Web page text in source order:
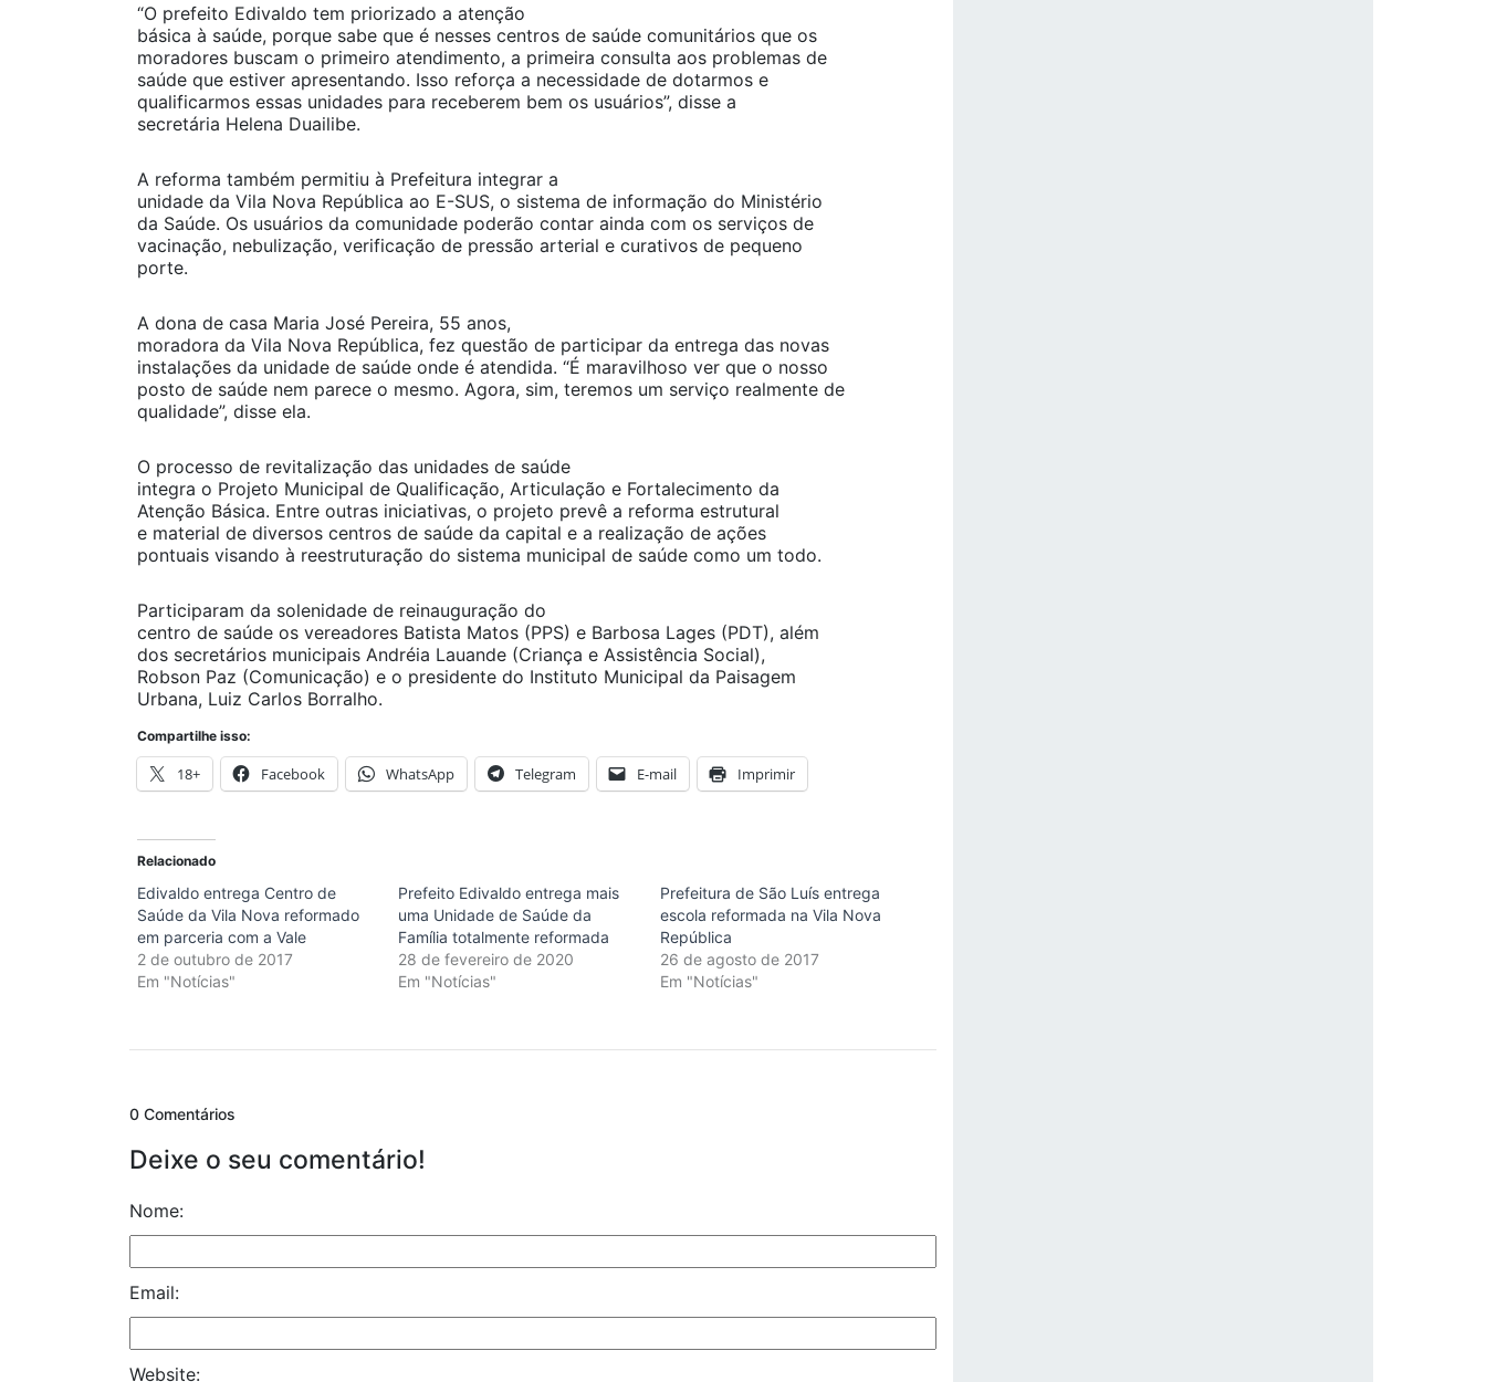
“O prefeito Edivaldo tem priorizado a atenção
básica à saúde, porque sabe que é nesses centros de saúde comunitários que os
moradores buscam o primeiro atendimento, a primeira consulta aos problemas de
saúde que estiver apresentando. Isso reforça a necessidade de dotarmos e
qualificarmos essas unidades para receberem bem os usuários”, disse a
secretária Helena Duailibe.
A reforma também permitiu à Prefeitura integrar a
unidade da Vila Nova República ao E-SUS, o sistema de informação do Ministério
da Saúde. Os usuários da comunidade poderão contar ainda com os serviços de
vacinação, nebulização, verificação de pressão arterial e curativos de pequeno
porte.
A dona de casa Maria José Pereira, 55 anos,
moradora da Vila Nova República, fez questão de participar da entrega das novas
instalações da unidade de saúde onde é atendida. “É maravilhoso ver que o nosso
posto de saúde nem parece o mesmo. Agora, sim, teremos um serviço realmente de
qualidade”, disse ela.
O processo de revitalização das unidades de saúde
integra o Projeto Municipal de Qualificação, Articulação e Fortalecimento da
Atenção Básica. Entre outras iniciativas, o projeto prevê a reforma estrutural
e material de diversos centros de saúde da capital e a realização de ações
pontuais visando à reestruturação do sistema municipal de saúde como um todo.
Participaram da solenidade de reinauguração do
centro de saúde os vereadores Batista Matos (PPS) e Barbosa Lages (PDT), além
dos secretários municipais Andréia Lauande (Criança e Assistência Social),
Robson Paz (Comunicação) e o presidente do Instituto Municipal da Paisagem
Urbana, Luiz Carlos Borralho.
Compartilhe isso:
18+ Facebook WhatsApp Telegram E-mail Imprimir
Relacionado
Edivaldo entrega Centro de
Saúde da Vila Nova reformado
em parceria com a Vale
2 de outubro de 2017
Em "Notícias"
Prefeito Edivaldo entrega mais
uma Unidade de Saúde da
Família totalmente reformada
28 de fevereiro de 2020
Em "Notícias"
Prefeitura de São Luís entrega
escola reformada na Vila Nova
República
26 de agosto de 2017
Em "Notícias"
0 Comentários
Deixe o seu comentário!
Nome:
Email:
Website: